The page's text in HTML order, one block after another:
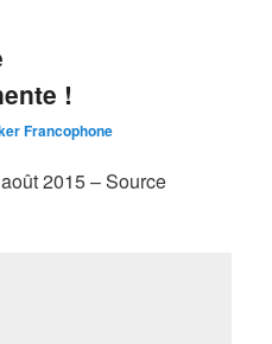
!
Francophone
2015 – Source